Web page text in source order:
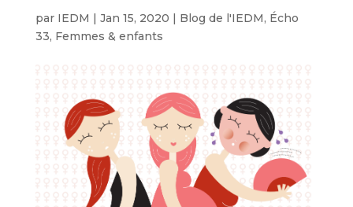
par IEDM | Jan 15, 2020 | Blog de l'IEDM, Écho
33, Femmes & enfants